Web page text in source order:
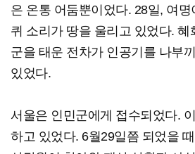
은 온통 어둠뿐이었다. 28일, 여
퀴 소리가 땅을 울리고 있었다. 혜
군을 태운 전차가 인공기를 나부
있었다.
서울은 인민군에게 접수되었다.
하고 있었다. 6월29일쯤 되었을